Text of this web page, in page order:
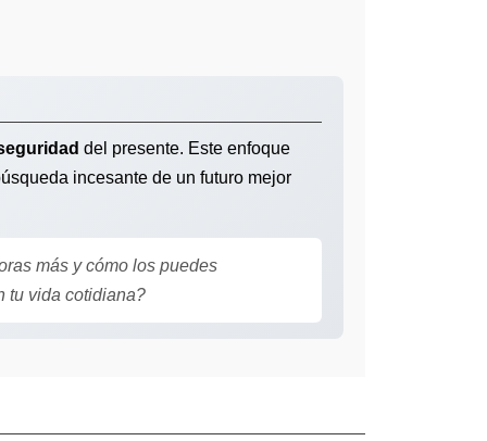
del presente. Este enfoque
incesante de un futuro mejor
más y cómo los puedes
tu vida cotidiana?